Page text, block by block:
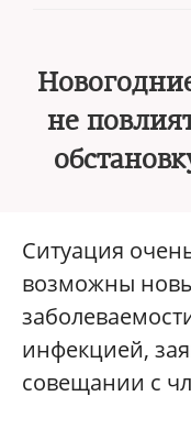
не
Ситуация
возможны
инфекцией,
совещании с